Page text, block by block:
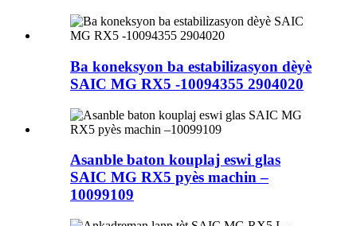
Ba koneksyon ba estabilizasyon dèyè
SAIC MG RX5 -10094355 2904020
Asanble baton kouplaj eswi glas
SAIC MG RX5 pyès machin –
10099109